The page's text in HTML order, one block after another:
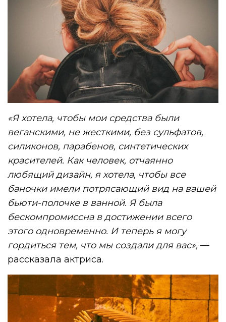
«Я хотела, чтобы мои средства были
веганскими, не жесткими, без сульфатов,
силиконов, парабенов, синтетических
красителей. Как человек, отчаянно
любящий дизайн, я хотела, чтобы все
баночки имели потрясающий вид на вашей
бьюти-полочке в ванной. Я была
бескомпромиссна в достижении всего
этого одновременно. И теперь я могу
гордиться тем, что мы создали для вас», —
рассказала актриса.